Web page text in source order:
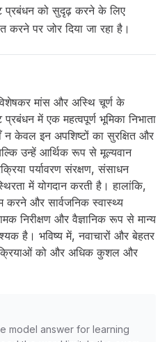
प्रबंधन को सुदृढ़ करने के लिए
करने पर जोर दिया जा रहा है।
मांस और अस्थि चूर्ण के
में एक महत्वपूर्ण भूमिका निभाता
न केवल इन अपशिष्टों का सुरक्षित और
उन्हें आर्थिक रूप से मूल्यवान
पर्यावरण संरक्षण, संसाधन
में योगदान करती है। हालांकि,
और सार्वजनिक स्वास्थ्य
निरीक्षण और वैज्ञानिक रूप से मान्य
है। भविष्य में, नवाचारों और बेहतर
को और अधिक कुशल और
model answer for learning